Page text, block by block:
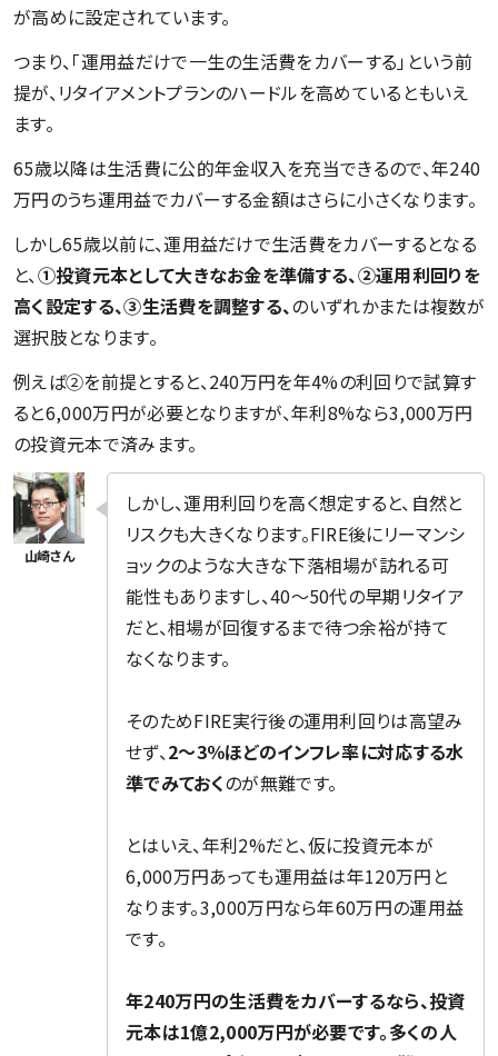
が高めに設定されています。
つまり、「運用益だけで一生の生活費をカバーする」という前
提が、リタイアメントプランのハードルを高めているともいえ
ます。
65歳以降は生活費に公的年金収入を充当できるので、年240
万円のうち運用益でカバーする金額はさらに小さくなります。
しかし65歳以前に、運用益だけで生活費をカバーするとなる
と、①投資元本として大きなお金を準備する、②運用利回りを
高く設定する、③生活費を調整する、のいずれかまたは複数が
選択肢となります。
例えば②を前提とすると、240万円を年4%の利回りで試算す
ると6,000万円が必要となりますが、年利8%なら3,000万円
の投資元本で済みます。
しかし、運用利回りを高く想定すると、自然と
リスクも大きくなります。FIRE後にリーマンシ
ョックのような大きな下落相場が訪れる可
能性もありますし、40〜50代の早期リタイア
だと、相場が回復するまで待つ余裕が持て
なくなります。
そのためFIRE実行後の運用利回りは高望み
せず、2〜3％ほどのインフレ率に対応する水
準でみておくのが無難です。
とはいえ、年利2%だと、仮に投資元本が
6,000万円あっても運用益は年120万円と
なります。3,000万円なら年60万円の運用益
です。
年240万円の生活費をカバーするなら、投資
元本は1億2,000万円が必要です。多くの人